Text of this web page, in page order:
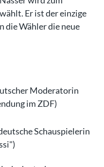
Er ist der einzige
die Wähler die neue
Moderatorin
im ZDF)
Schauspielerin